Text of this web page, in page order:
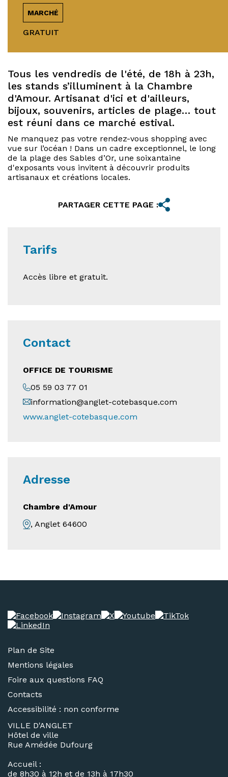
MARCHÉ
GRATUIT
Tous les vendredis de l'été, de 18h à 23h,
les stands s’illuminent à la Chambre
d'Amour. Artisanat d'ici et d'ailleurs,
bijoux, souvenirs, articles de plage… tout
est réuni dans ce marché estival.
Ne manquez pas votre rendez-vous shopping avec
vue sur l’océan ! Dans un cadre exceptionnel, le long
de la plage des Sables d’Or, une soixantaine
d'exposants vous invitent à découvrir produits
artisanaux et créations locales.
PARTAGER CETTE PAGE :
Tarifs
Accès libre et gratuit.
Contact
OFFICE DE TOURISME
05 59 03 77 01
information@anglet-cotebasque.com
www.anglet-cotebasque.com
Adresse
Chambre d'Amour
, Anglet 64600
Plan de Site
Mentions légales
Foire aux questions FAQ
Contacts
Accessibilité : non conforme
VILLE D'ANGLET
Hôtel de ville
Rue Amédée Dufourg
Accueil :
de 8h30 à 12h et de 13h à 17h30